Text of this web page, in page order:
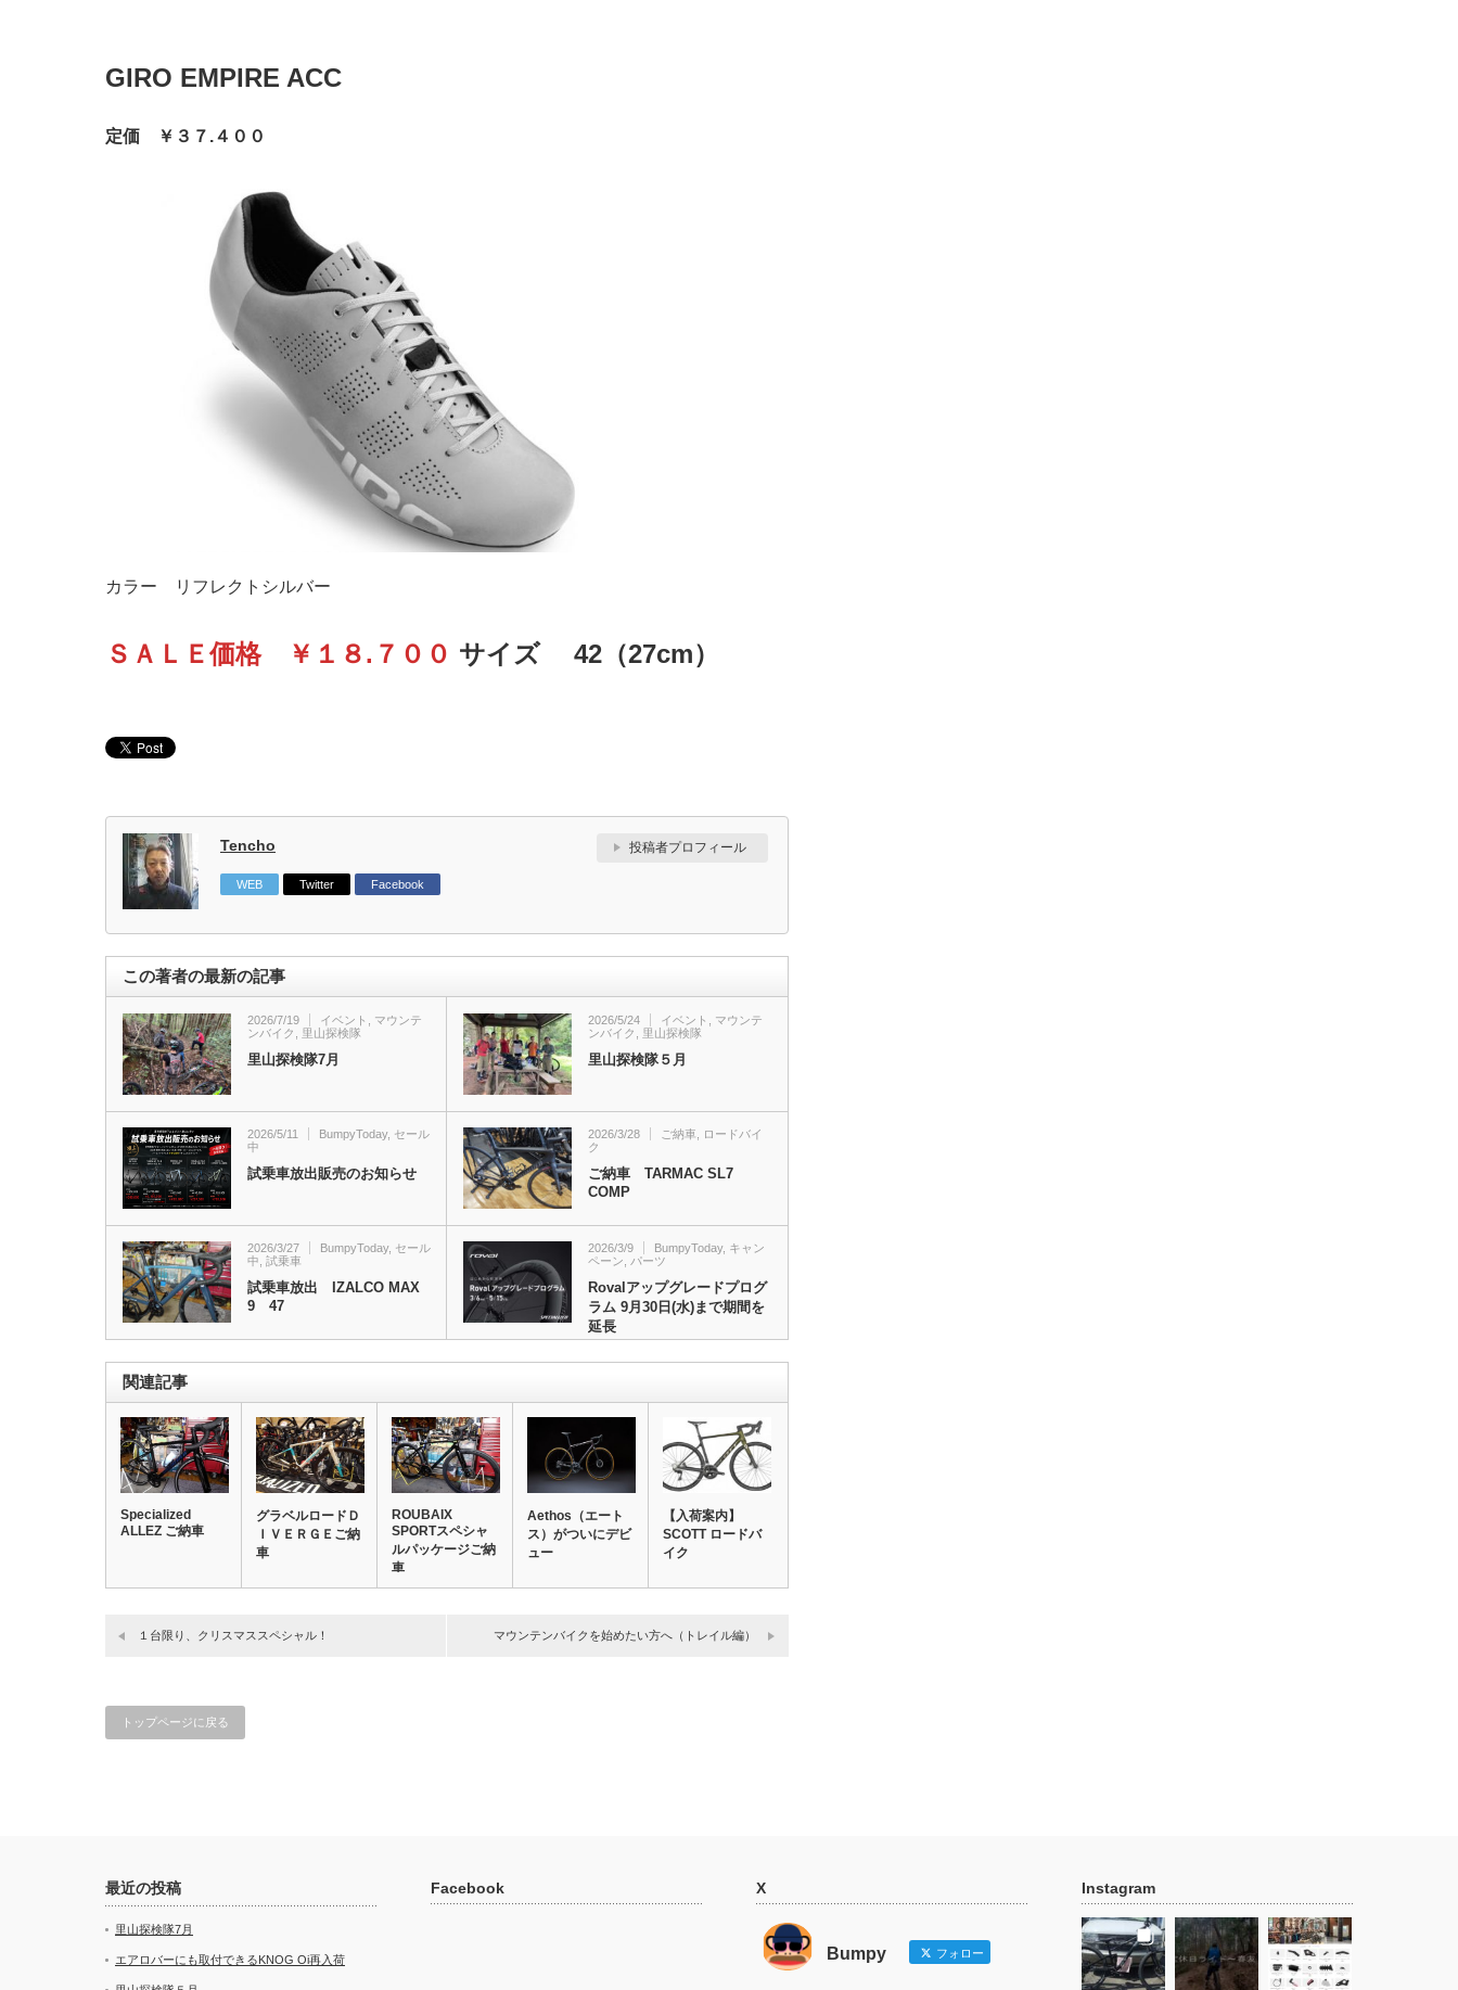
GIRO EMPIRE ACC
定価 ￥３７.４００
カラー リフレクトシルバー
ＳＡＬＥ価格 ￥１８.７００ サイズ 42（27cm）
Tencho 投稿者プロフィール
WEB Twitter Facebook
この著者の最新の記事
2026/7/19 イベント
マウンテ
ンバイク
里山探検隊
里山探検隊7月
2026/5/24 イベント
マウンテ
ンバイク
里山探検隊
里山探検隊５月
2026/5/11 BumpyToday, セール
中
試乗車放出販売のお知らせ
2026/3/28 ご納車
ロードバイ
ク
ご納車 TARMAC SL7
COMP
2026/3/27 BumpyToday, セール
中 試乗車
試乗車放出 IZALCO MAX
9 47
2026/3/9 BumpyToday, キャン
ペーン
パーツ
Rovalアップグレードプログ
ラム 9月30日(水)まで期間を
延長
関連記事
Specialized
ALLEZ ご納車
グラベルロードＤ
ＩＶＥＲＧＥご納
車
ROUBAIX
SPORTスペシャ
ルパッケージご納
車
Aethos（エート
ス）がついにデビ
ュー
【入荷案内】
SCOTT ロードバ
イク
１台限り、クリスマススペシャル！ マウンテンバイクを始めたい方へ（トレイル編）
トップページに戻る
最近の投稿
里山探検隊7月
エアロバーにも取付できるKNOG Oi再入荷
Facebook X
Bumpy フォロー
Instagram